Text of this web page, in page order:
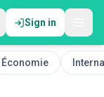
Sign in
Économie